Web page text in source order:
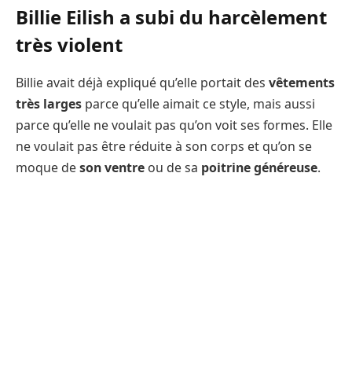
Billie Eilish a subi du harcèlement
très violent
Billie avait déjà expliqué qu’elle portait des vêtements
très larges parce qu’elle aimait ce style, mais aussi
parce qu’elle ne voulait pas qu’on voit ses formes. Elle
ne voulait pas être réduite à son corps et qu’on se
moque deson ventre ou de sa poitrine généreuse.